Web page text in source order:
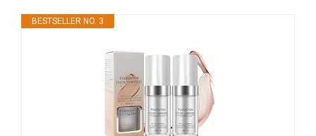
BESTSELLER NO. 3